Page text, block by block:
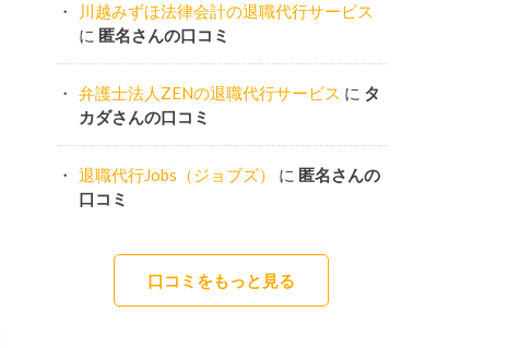
川越みずほ法律会計の退職代行サービス
に 匿名さんの口コミ
弁護士法人ZENの退職代行サービス に タ
カダさんの口コミ
退職代行Jobs（ジョブズ） に 匿名さんの
口コミ
口コミをもっと見る